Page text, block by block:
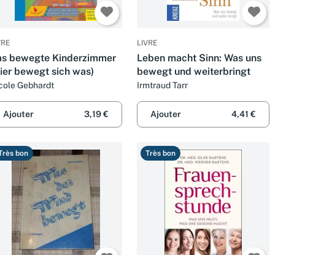
bewegte Kinderzimmer
bewegt sich was)
Gebhardt
Ajouter 3,19 €
LIVRE
Leben macht Sinn: Was uns
bewegt und weiterbringt
Irmtraud Tarr
Ajouter 4,41 €
bon Très bon